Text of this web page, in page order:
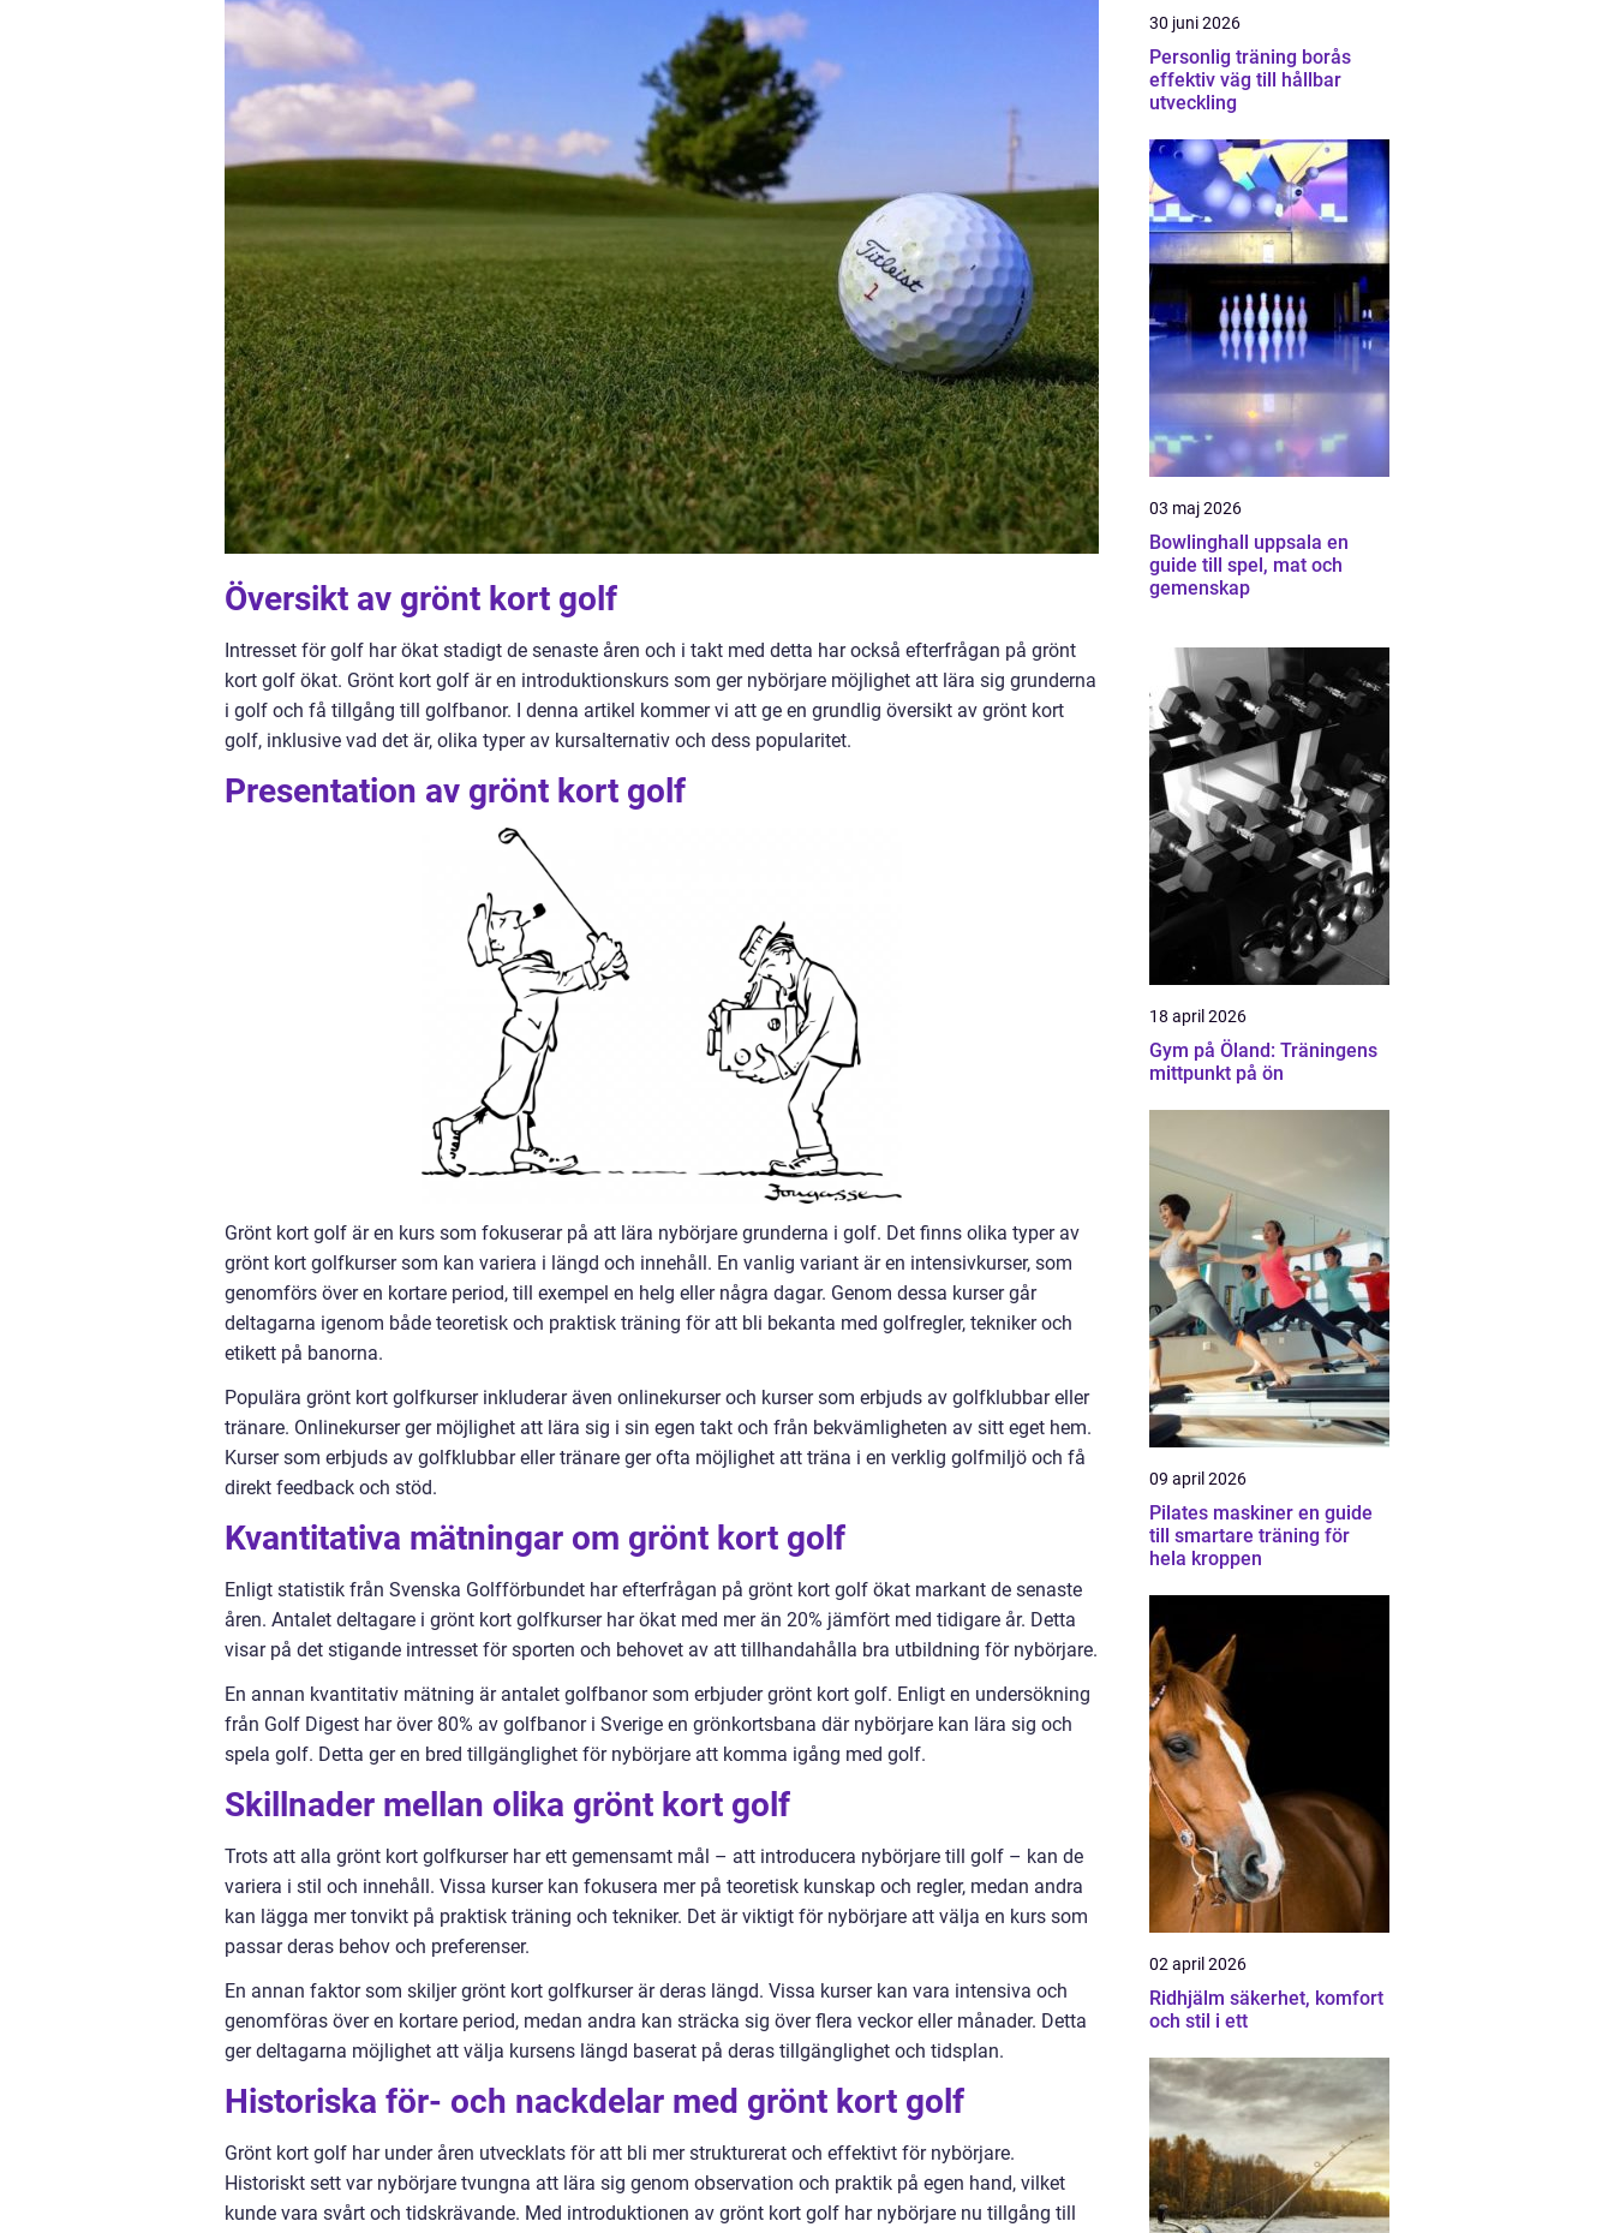
Översikt av grönt kort golf
Intresset för golf har ökat stadigt de senaste åren och i takt med detta har också efterfrågan på grönt
kort golf ökat. Grönt kort golf är en introduktionskurs som ger nybörjare möjlighet att lära sig grunderna
i golf och få tillgång till golfbanor. I denna artikel kommer vi att ge en grundlig översikt av grönt kort
golf, inklusive vad det är, olika typer av kursalternativ och dess popularitet.
Presentation av grönt kort golf
Grönt kort golf är en kurs som fokuserar på att lära nybörjare grunderna i golf. Det finns olika typer av
grönt kort golfkurser som kan variera i längd och innehåll. En vanlig variant är en intensivkurser, som
genomförs över en kortare period, till exempel en helg eller några dagar. Genom dessa kurser går
deltagarna igenom både teoretisk och praktisk träning för att bli bekanta med golfregler, tekniker och
etikett på banorna.
Populära grönt kort golfkurser inkluderar även onlinekurser och kurser som erbjuds av golfklubbar eller
tränare. Onlinekurser ger möjlighet att lära sig i sin egen takt och från bekvämligheten av sitt eget hem.
Kurser som erbjuds av golfklubbar eller tränare ger ofta möjlighet att träna i en verklig golfmiljö och få
direkt feedback och stöd.
Kvantitativa mätningar om grönt kort golf
Enligt statistik från Svenska Golfförbundet har efterfrågan på grönt kort golf ökat markant de senaste
åren. Antalet deltagare i grönt kort golfkurser har ökat med mer än 20% jämfört med tidigare år. Detta
visar på det stigande intresset för sporten och behovet av att tillhandahålla bra utbildning för nybörjare.
En annan kvantitativ mätning är antalet golfbanor som erbjuder grönt kort golf. Enligt en undersökning
från Golf Digest har över 80% av golfbanor i Sverige en grönkortsbana där nybörjare kan lära sig och
spela golf. Detta ger en bred tillgänglighet för nybörjare att komma igång med golf.
Skillnader mellan olika grönt kort golf
Trots att alla grönt kort golfkurser har ett gemensamt mål – att introducera nybörjare till golf – kan de
variera i stil och innehåll. Vissa kurser kan fokusera mer på teoretisk kunskap och regler, medan andra
kan lägga mer tonvikt på praktisk träning och tekniker. Det är viktigt för nybörjare att välja en kurs som
passar deras behov och preferenser.
En annan faktor som skiljer grönt kort golfkurser är deras längd. Vissa kurser kan vara intensiva och
genomföras över en kortare period, medan andra kan sträcka sig över flera veckor eller månader. Detta
ger deltagarna möjlighet att välja kursens längd baserat på deras tillgänglighet och tidsplan.
Historiska för- och nackdelar med grönt kort golf
Grönt kort golf har under åren utvecklats för att bli mer strukturerat och effektivt för nybörjare.
Historiskt sett var nybörjare tvungna att lära sig genom observation och praktik på egen hand, vilket
kunde vara svårt och tidskrävande. Med introduktionen av grönt kort golf har nybörjare nu tillgång till
30 juni 2026
Personlig träning borås
effektiv väg till hållbar
utveckling
03 maj 2026
Bowlinghall uppsala en
guide till spel, mat och
gemenskap
18 april 2026
Gym på Öland: Träningens
mittpunkt på ön
09 april 2026
Pilates maskiner en guide
till smartare träning för
hela kroppen
02 april 2026
Ridhjälm säkerhet, komfort
och stil i ett